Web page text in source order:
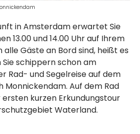
in Amsterdam erwartet Sie
13.00 und 14.00 Uhr auf Ihrem
alle Gäste an Bord sind, heißt es
Sie schippern schon am
Rad- und Segelreise auf dem
Monnickendam. Auf dem Rad
kurzen Erkundungstour
Waterland.